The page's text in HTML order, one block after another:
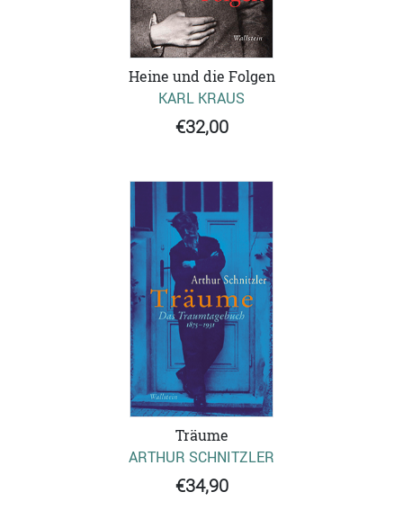
Heine und die Folgen
KARL KRAUS
€32,00
Träume
ARTHUR SCHNITZLER
€34,90